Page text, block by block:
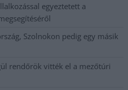
egyeztetett a
Szolnokon pedig egy másik
rendőrök vitték el a mezőtúri